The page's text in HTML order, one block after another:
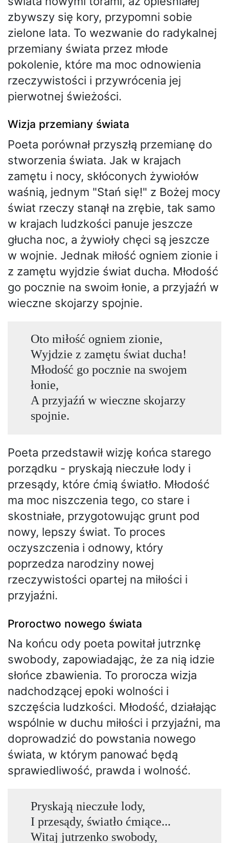
zbywszy się kory, przypomni sobie
zielone lata. To wezwanie do radykalnej
przemiany świata przez młode
pokolenie, które ma moc odnowienia
rzeczywistości i przywrócenia jej
pierwotnej świeżości.
Wizja przemiany świata
Poeta porównał przyszłą przemianę do
stworzenia świata. Jak w krajach
zamętu i nocy, skłóconych żywiołów
waśnią, jednym "Stań się!" z Bożej mocy
świat rzeczy stanął na zrębie, tak samo
w krajach ludzkości panuje jeszcze
głucha noc, a żywioły chęci są jeszcze
w wojnie. Jednak miłość ogniem zionie i
z zamętu wyjdzie świat ducha. Młodość
go pocznie na swoim łonie, a przyjaźń w
wieczne skojarzy spojnie.
Oto miłość ogniem zionie,
Wyjdzie z zamętu świat ducha!
Młodość go pocznie na swojem
łonie,
A przyjaźń w wieczne skojarzy
spojnie.
Poeta przedstawił wizję końca starego
porządku - pryskają nieczułe lody i
przesądy, które ćmią światło. Młodość
ma moc niszczenia tego, co stare i
skostniałe, przygotowując grunt pod
nowy, lepszy świat. To proces
oczyszczenia i odnowy, który
poprzedza narodziny nowej
rzeczywistości opartej na miłości i
przyjaźni.
Proroctwo nowego świata
Na końcu ody poeta powitał jutrznkę
swobody, zapowiadając, że za nią idzie
słońce zbawienia. To prorocza wizja
nadchodzącej epoki wolności i
szczęścia ludzkości. Młodość, działając
wspólnie w duchu miłości i przyjaźni, ma
doprowadzić do powstania nowego
świata, w którym panować będą
sprawiedliwość, prawda i wolność.
Pryskają nieczułe lody,
I przesądy, światło ćmiące...
Witaj jutrzenko swobody,